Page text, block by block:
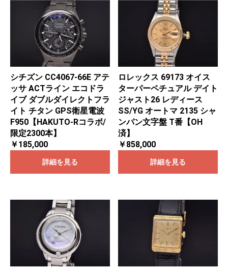
シチズン CC4067-66E アテ
ッサ ACTライン エコドラ
イブ ダブルダイレクトフラ
イト チタン GPS衛星電波
F950【HAKUTO-Rコラボ/
限定2300本】
￥185,000
詳細を見る
ロレックス 69173 オイス
ターパーペチュアル デイト
ジャスト26 レディース
SS/YG オートマ 2135 シャ
ンパン文字盤 T番【OH
済】
￥858,000
詳細を見る